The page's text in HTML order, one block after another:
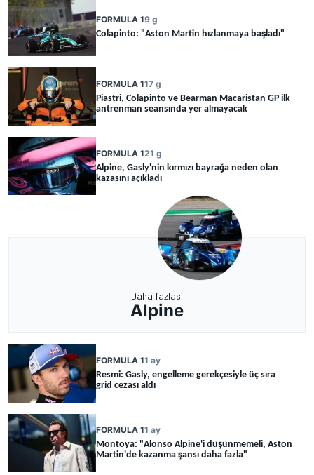
FORMULA 19 g
Colapinto: "Aston Martin hızlanmaya başladı"
FORMULA 117 g
Piastri, Colapinto ve Bearman Macaristan GP ilk
antrenman seansında yer almayacak
FORMULA 121 g
Alpine, Gasly'nin kırmızı bayrağa neden olan
kazasını açıkladı
Daha fazlası
Alpine
FORMULA 11 ay
Resmi: Gasly, engelleme gerekçesiyle üç sıra
grid cezası aldı
FORMULA 11 ay
Montoya: "Alonso Alpine'i düşünmemeli, Aston
Martin'de kazanma şansı daha fazla"